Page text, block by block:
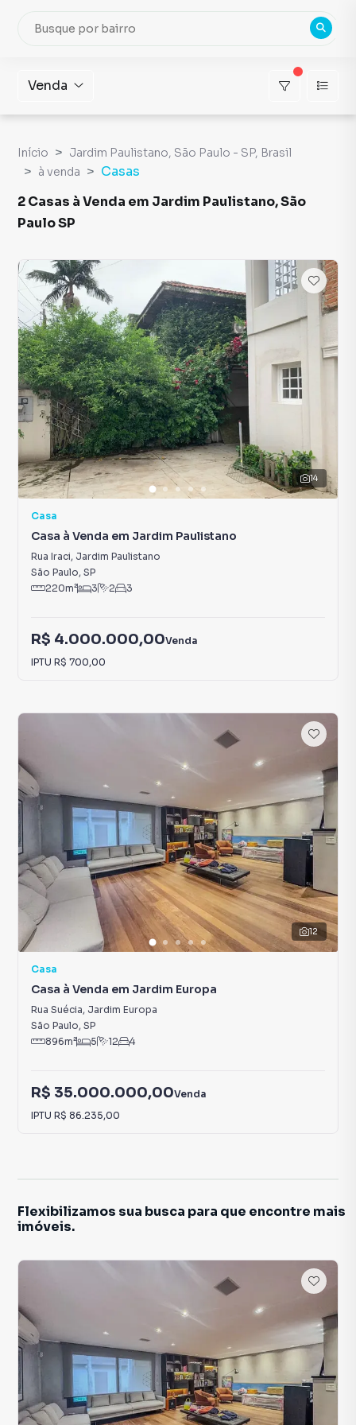
Venda
Início
Jardim Paulistano, São Paulo - SP, Brasil
à venda
Casas
2 Casas à Venda em Jardim Paulistano, São
Paulo SP
14
Casa
Casa à Venda em Jardim Paulistano
Rua Iraci, Jardim Paulistano
São Paulo, SP
220m² 3 2 3
R$ 4.000.000,00Venda
IPTU R$ 700,00
12
Casa
Casa à Venda em Jardim Europa
Rua Suécia, Jardim Europa
São Paulo, SP
896m² 5 12 4
R$ 35.000.000,00Venda
IPTU R$ 86.235,00
Flexibilizamos sua busca para que encontre mais
imóveis.